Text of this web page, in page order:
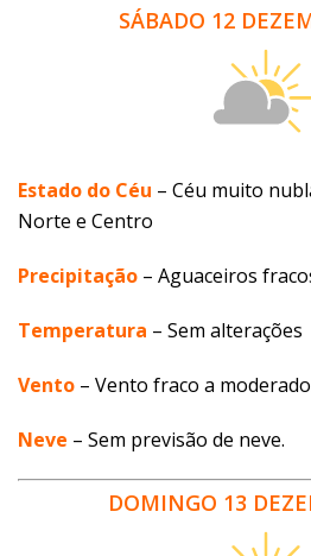
SÁBADO 12
Estado do Céu – Céu muito
Norte e Centro
Precipitação – Aguaceiros
Temperatura – Sem alterações
Vento – Vento fraco a
Neve – Sem previsão de neve.
DOMINGO 13